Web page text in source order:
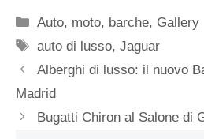
Categorie
Auto, moto, barche, Gallery
Tag
auto di lusso,Jaguar
Alberghi di lusso: il nuovo
Madrid
Bugatti Chiron al Salone di